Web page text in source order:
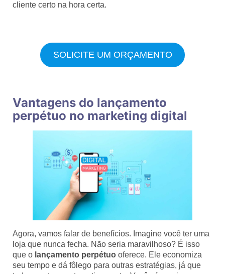
cliente certo na hora certa.
SOLICITE UM ORÇAMENTO
Vantagens do lançamento
perpétuo no marketing digital
Agora, vamos falar de benefícios. Imagine você ter uma
loja que nunca fecha. Não seria maravilhoso? É isso
que o lançamento perpétuo oferece. Ele economiza
seu tempo e dá fôlego para outras estratégias, já que